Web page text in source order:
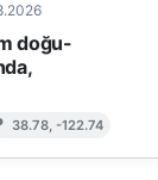
doğu-
38.78, -122.74